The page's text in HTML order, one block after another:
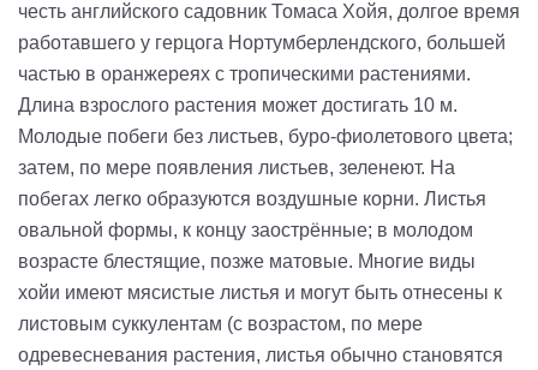
честь английского садовник Томаса Хойя, долгое время
работавшего у герцога Нортумберлендского, большей
частью в оранжереях с тропическими растениями.
Длина взрослого растения может достигать 10 м.
Молодые побеги без листьев, буро-фиолетового цвета;
затем, по мере появления листьев, зеленеют. На
побегах легко образуются воздушные корни. Листья
овальной формы, к концу заострённые; в молодом
возрасте блестящие, позже матовые. Многие виды
хойи имеют мясистые листья и могут быть отнесены к
листовым суккулентам (с возрастом, по мере
одревесневания растения, листья обычно становятся